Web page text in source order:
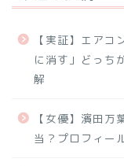
【実証】エア
に消す」どっち
解
【女優】濱田
当？プロフィー